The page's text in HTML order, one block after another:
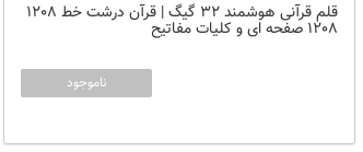
قلم قرآنی هوشمند 32 گیگ | قرآن درشت خط 1208
1208 صفحه ای و کلیات مفاتیح
ناموجود